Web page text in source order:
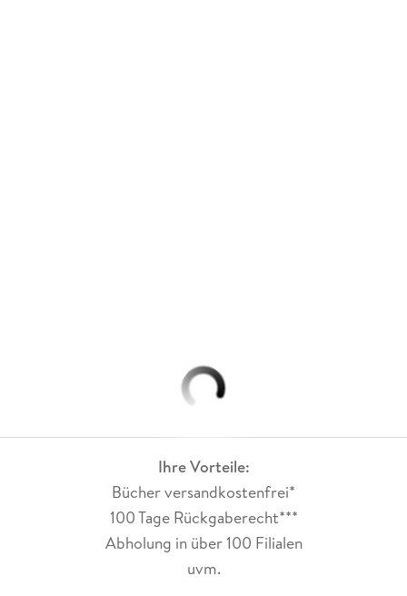
Ihre Vorteile:
Bücher versandkostenfrei*
100 Tage Rückgaberecht***
Abholung in über 100 Filialen
uvm.